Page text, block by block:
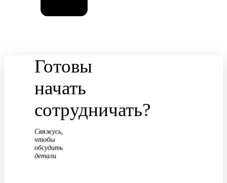
Готовы
начать
сотрудничать?
Свяжусь,
чтобы
обсудить
детали